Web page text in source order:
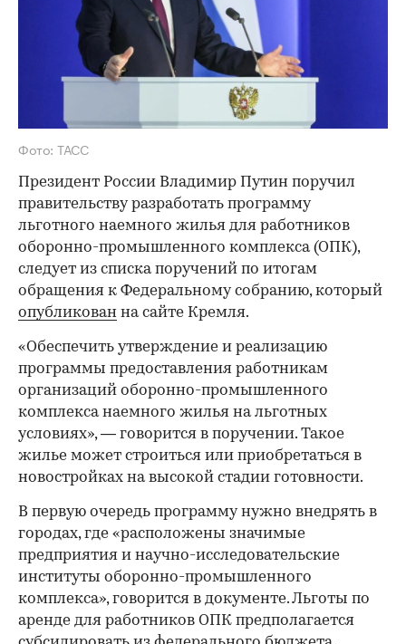
Фото: ТАСС
Президент России Владимир Путин поручил
правительству разработать программу
льготного наемного жилья для работников
оборонно-промышленного комплекса (ОПК),
следует из списка поручений по итогам
обращения к Федеральному собранию, который
опубликован на сайте Кремля.
«Обеспечить утверждение и реализацию
программы предоставления работникам
организаций оборонно-промышленного
комплекса наемного жилья на льготных
условиях», — говорится в поручении. Такое
жилье может строиться или приобретаться в
новостройках на высокой стадии готовности.
В первую очередь программу нужно внедрять в
городах, где «расположены значимые
предприятия и научно-исследовательские
институты оборонно-промышленного
комплекса», говорится в документе. Льготы по
аренде для работников ОПК предполагается